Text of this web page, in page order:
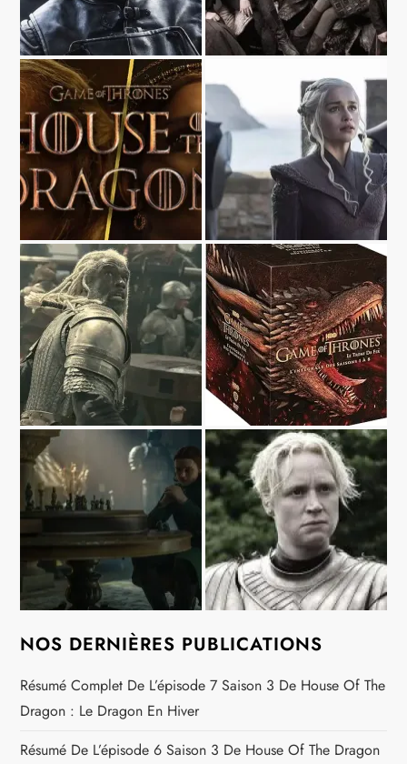
NOS DERNIÈRES PUBLICATIONS
Résumé Complet De L’épisode 7 Saison 3 De House Of The
Dragon : Le Dragon En Hiver
Résumé De L’épisode 6 Saison 3 De House Of The Dragon